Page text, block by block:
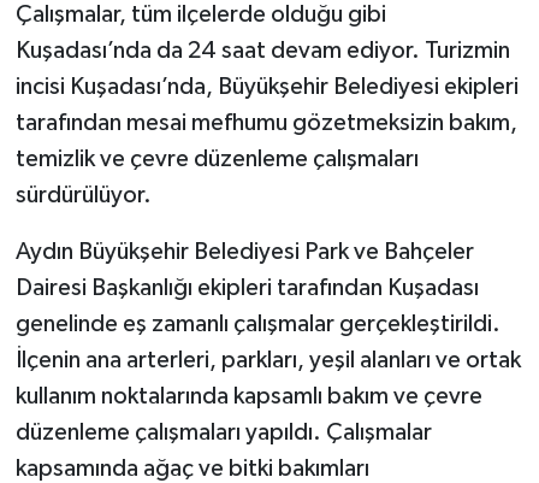
Çalışmalar, tüm ilçelerde olduğu gibi
Kuşadası’nda da 24 saat devam ediyor. Turizmin
incisi Kuşadası’nda, Büyükşehir Belediyesi ekipleri
tarafından mesai mefhumu gözetmeksizin bakım,
temizlik ve çevre düzenleme çalışmaları
sürdürülüyor.
Aydın Büyükşehir Belediyesi Park ve Bahçeler
Dairesi Başkanlığı ekipleri tarafından Kuşadası
genelinde eş zamanlı çalışmalar gerçekleştirildi.
İlçenin ana arterleri, parkları, yeşil alanları ve ortak
kullanım noktalarında kapsamlı bakım ve çevre
düzenleme çalışmaları yapıldı. Çalışmalar
kapsamında ağaç ve bitki bakımları